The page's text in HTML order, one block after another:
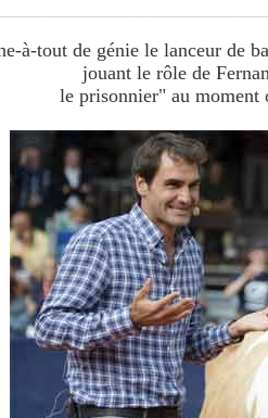
à-tout de génie le lanceur de
jouant le rôle de
le prisonnier" au